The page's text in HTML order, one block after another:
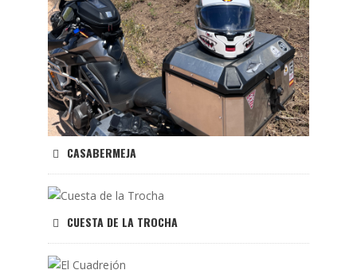
CASABERMEJA
CUESTA DE LA TROCHA